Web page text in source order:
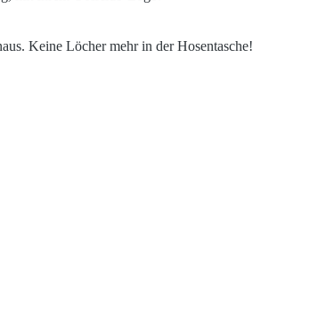
Keine Löcher mehr in der Hosentasche!